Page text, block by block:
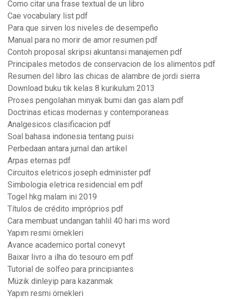
Como citar una frase textual de un libro
Cae vocabulary list pdf
Para que sirven los niveles de desempeño
Manual para no morir de amor resumen pdf
Contoh proposal skripsi akuntansi manajemen pdf
Principales metodos de conservacion de los alimentos pdf
Resumen del libro las chicas de alambre de jordi sierra
Download buku tik kelas 8 kurikulum 2013
Proses pengolahan minyak bumi dan gas alam pdf
Doctrinas eticas modernas y contemporaneas
Analgesicos clasificacion pdf
Soal bahasa indonesia tentang puisi
Perbedaan antara jurnal dan artikel
Arpas eternas pdf
Circuitos eletricos joseph edminister pdf
Simbologia eletrica residencial em pdf
Togel hkg malam ini 2019
Títulos de crédito impróprios pdf
Cara membuat undangan tahlil 40 hari ms word
Yapım resmi örnekleri
Avance academico portal conevyt
Baixar livro a ilha do tesouro em pdf
Tutorial de solfeo para principiantes
Müzik dinleyip para kazanmak
Yapım resmi örnekleri